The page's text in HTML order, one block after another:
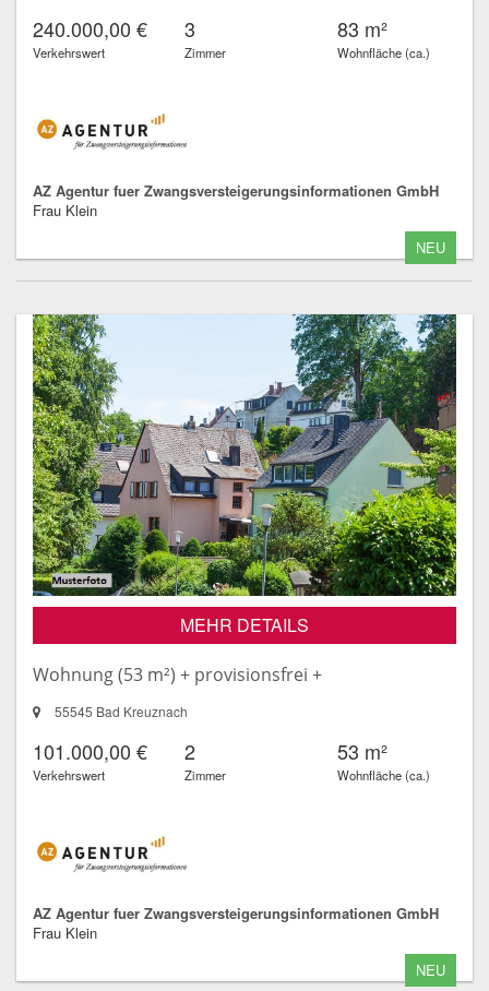
240.000,00 €
Verkehrswert
3
Zimmer
83 m²
Wohnfläche (ca.)
AZ Agentur fuer Zwangsversteigerungsinformationen GmbH
Frau Klein
NEU
MEHR DETAILS
Wohnung (53 m²) + provisionsfrei +
55545 Bad Kreuznach
101.000,00 €
Verkehrswert
2
Zimmer
53 m²
Wohnfläche (ca.)
AZ Agentur fuer Zwangsversteigerungsinformationen GmbH
Frau Klein
NEU